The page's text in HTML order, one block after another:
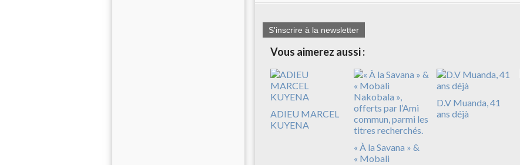
S'inscrire à la newsletter
Vous aimerez aussi :
ADIEU MARCEL
KUYENA
« À la Savana » &
« Mobali
D.V Muanda, 41
ans déjà